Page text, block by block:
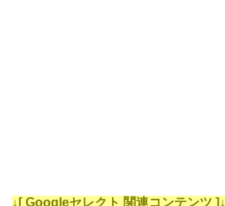
↓[ Googleセレクト 関連コンテンツ ]↓